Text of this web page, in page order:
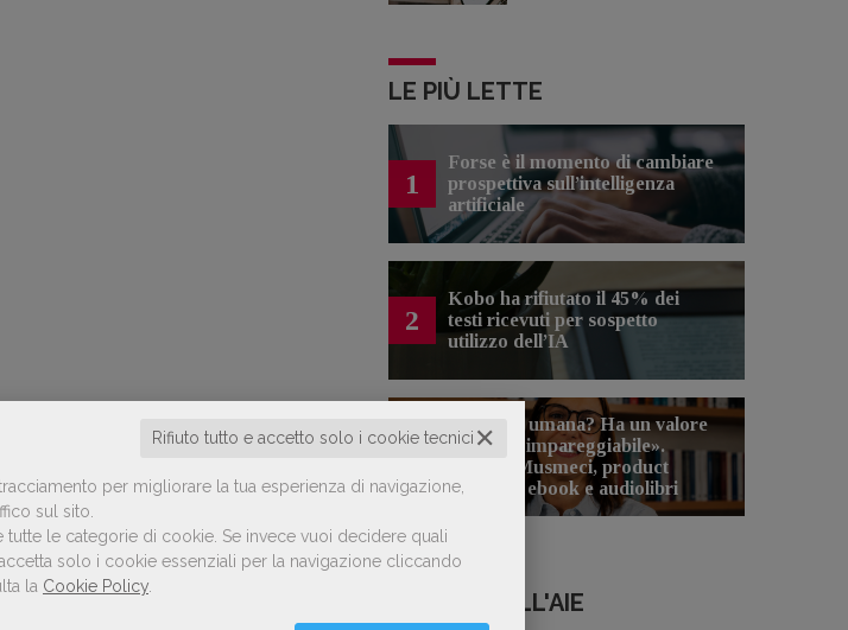
✕
Rifiuto tutto e accetto solo i cookie tecnici
per migliorare la tua esperienza di navigazione,
sul sito.
tutte le categorie di cookie. Se invece vuoi decidere quali
solo i cookie essenziali per la navigazione cliccando
la Cookie Policy
LE PIÙ LETTE
1
Forse è il momento di cambiare
prospettiva sull’intelligenza
artificiale
2
Kobo ha rifiutato il 45% dei
testi ricevuti per sospetto
utilizzo dell’IA
«La voce umana? Ha un valore
aggiunto impareggiabile».
Simona Musmeci, product
manager ebook e audiolibri
NOTIZIE DALL'AIE